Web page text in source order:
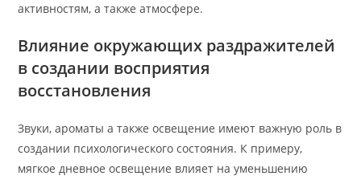
активностям, а также атмосфере.
Влияние окружающих раздражителей
в создании восприятия
восстановления
Звуки, ароматы а также освещение имеют важную роль в
создании психологического состояния. К примеру,
мягкое дневное освещение влияет на уменьшению